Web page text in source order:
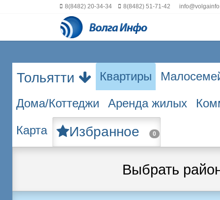
8(8482) 20-34-34 8(8482) 51-71-42
Тольятти Квартиры
Дома/Коттеджи Аренда жилых
Карта Избранное 0
Выбрать